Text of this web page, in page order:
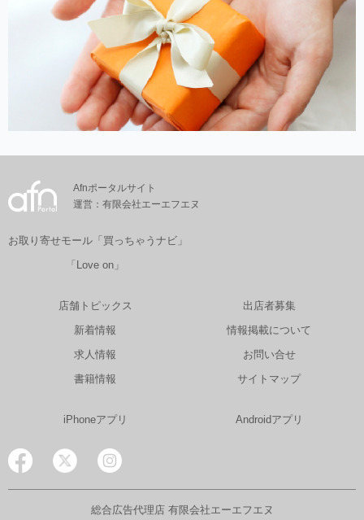
Afnポータルサイト
運営：有限会社エーエフエヌ
お取り寄せモール「買っちゃうナビ」
「Love on」
店舗トピックス
新着情報
求人情報
書籍情報
出店者募集
情報掲載について
お問い合せ
サイトマップ
iPhoneアプリ Androidアプリ
総合広告代理店 有限会社エーエフエヌ